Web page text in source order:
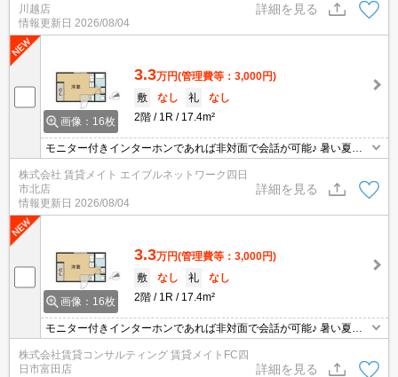
川越店
情報更新日 2026/08/04
詳細を見る
画像：16枚
3.3万円(管理費等：3,000円)
敷
なし 礼
なし
2階
1R 17.4m²
モニター付きインターホンであれば非対面で会話が可能♪ 暑い夏・
寒い冬に大活躍のエアコン♪エアコン付き物件ならオールシーズン快
適に過ごせます◎
株式会社 賃貸メイト エイブルネットワーク四日
市北店
情報更新日 2026/08/04
詳細を見る
画像：16枚
3.3万円(管理費等：3,000円)
敷
なし 礼
なし
2階
1R 17.4m²
モニター付きインターホンであれば非対面で会話が可能♪ 暑い夏・
寒い冬に大活躍のエアコン♪エアコン付き物件ならオールシーズン快
適に過ごせます◎
株式会社賃貸コンサルティング 賃貸メイトFC四
日市富田店
詳細を見る